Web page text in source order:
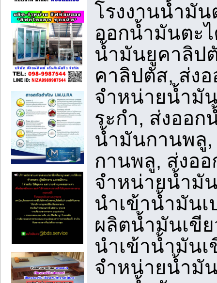
โรงงานน้ำมั
ออกน้ำมันตะ
น้ำมันยูคาลิป
คาลิปตัส, ส่ง
จำหน่ายน้ำมั
ระกำ, ส่งออ
น้ำมันกานพลู,
กานพลู, ส่งอ
จำหน่ายน้ำมั
นำเข้าน้ำมัน
ผลิตน้ำมันเขี
นำเข้าน้ำมัน
จำหน่ายน้ำมั